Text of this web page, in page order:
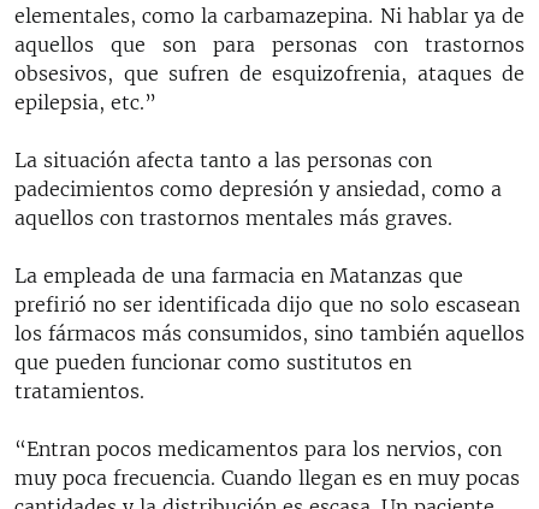
elementales, como la carbamazepina. Ni hablar ya de
aquellos que son para personas con trastornos
obsesivos, que sufren de esquizofrenia, ataques de
epilepsia, etc.”
La situación afecta tanto a las personas con
padecimientos como depresión y ansiedad, como a
aquellos con trastornos mentales más graves.
La empleada de una farmacia en Matanzas que
prefirió no ser identificada dijo que no solo escasean
los fármacos más consumidos, sino también aquellos
que pueden funcionar como sustitutos en
tratamientos.
“Entran pocos medicamentos para los nervios, con
muy poca frecuencia. Cuando llegan es en muy pocas